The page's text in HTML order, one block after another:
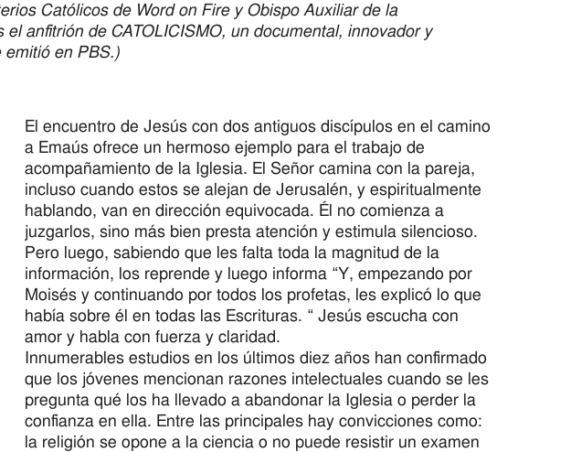
Católicos de Word on Fire y Obispo Auxiliar de la
anfitrión de CATOLICISMO, un documental, innovador y
emitió en PBS.)
El encuentro de Jesús con dos antiguos discípulos en el camino
a Emaús ofrece un hermoso ejemplo para el trabajo de
acompañamiento de la Iglesia. El Señor camina con la pareja,
incluso cuando estos se alejan de Jerusalén, y espiritualmente
hablando, van en dirección equivocada. Él no comienza a
juzgarlos, sino más bien presta atención y estimula silencioso.
Pero luego, sabiendo que les falta toda la magnitud de la
información, los reprende y luego informa “Y, empezando por
Moisés y continuando por todos los profetas, les explicó lo que
había sobre él en todas las Escrituras. “ Jesús escucha con
amor y habla con fuerza y claridad.
Innumerables estudios en los últimos diez años han confirmado
que los jóvenes mencionan razones intelectuales cuando se les
pregunta qué los ha llevado a abandonar la Iglesia o perder la
confianza en ella. Entre las principales hay convicciones como:
la religión se opone a la ciencia o no puede resistir un examen